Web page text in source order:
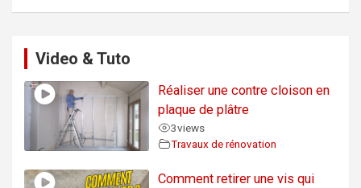
Video & Tuto
Réaliser une contre cloison en
plaque de plâtre
3views
Travaux de rénovation
Comment retirer une vis qui